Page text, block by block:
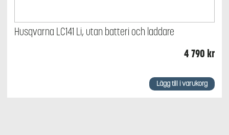
Husqvarna LC141 Li, utan batteri och laddare
4 790 kr
Lägg till i varukorg